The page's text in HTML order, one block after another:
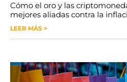
Cómo el oro y las
mejores aliadas contra la
LEER MÁS >